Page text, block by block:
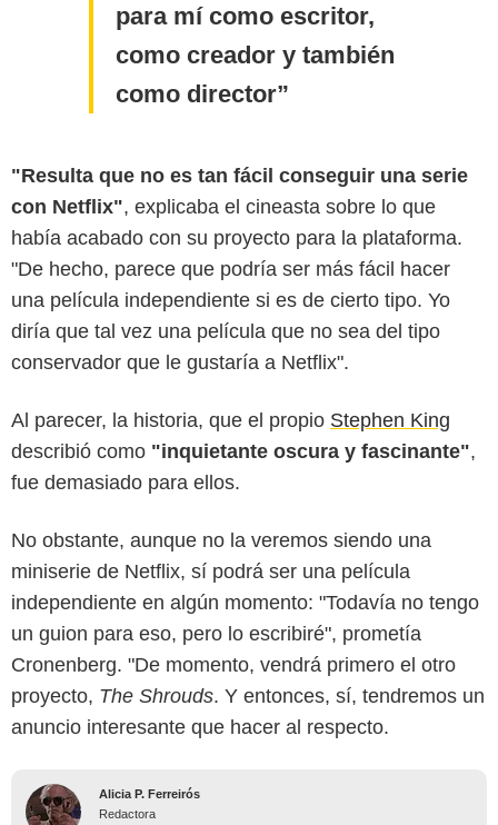
para mí como escritor,
como creador y también
como director
"Resulta que no es tan fácil conseguir una serie
con Netflix", explicaba el cineasta sobre lo que
había acabado con su proyecto para la plataforma.
"De hecho, parece que podría ser más fácil hacer
una película independiente si es de cierto tipo. Yo
diría que tal vez una película que no sea del tipo
conservador que le gustaría a Netflix".
Al parecer, la historia, que el propio Stephen King
describió como "inquietante oscura y fascinante",
fue demasiado para ellos.
No obstante, aunque no la veremos siendo una
miniserie de Netflix, sí podrá ser una película
independiente en algún momento: "Todavía no tengo
un guion para eso, pero lo escribiré", prometía
Cronenberg. "De momento, vendrá primero el otro
proyecto, The Shrouds. Y entonces, sí, tendremos un
anuncio interesante que hacer al respecto.
Alicia P. Ferreirós
Redactora